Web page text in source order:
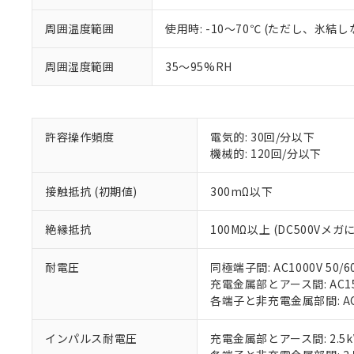
周囲温度範囲 使用時: -10～70℃ (ただし、氷結し
周囲湿度範囲 35～95%RH
許容操作頻度
電気的: 30回/分以下
機械的: 120回/分以下
接触抵抗 (初期値) 300mΩ以下
絶縁抵抗 100MΩ以上 (DC500Vメガ
耐電圧
同極端子間: AC1000V 50/
充電金属部とアース間:
各端子と非充電金属部間:
インパルス耐電圧
充電金属部とアース間:
在庫状況お
のであり、
正式な納期
オムロン制
在庫状況お
す。
さい。
※当社の共同
いる法人を
六価クロム(Cr(Ⅵ))
フタル酸ビス(2-エチ
ル（DBP） 1000ppm以
但し、RoHS指令で産
部品在庫の切り替
下記の非含有証明
EU RoHS指令（10
51物質の非含有証
※本証明書は発行
また、RoHS指令
混在することから
*中国RoHS10物質の基
※2 環境保護使
「ｅ」：有害物質
「10」：通常の使
味します。
などの必要な
当社は規制
ます。
置等に一切
また当社は
たしません。
記
号
説明
－
在庫な
機器販売
空
白